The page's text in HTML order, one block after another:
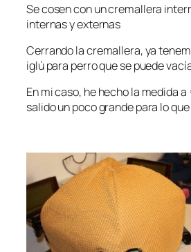
Se cosen con un cremallera
internas y externas
Cerrando la cremallera, ya
iglú para perro que se puede
En mi caso, he hecho la medida
salido un poco grande para lo